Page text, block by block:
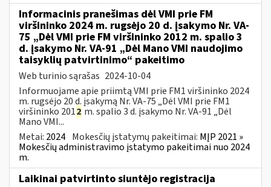
Informacinis pranešimas dėl VMI prie FM
viršininko 2024 m. rugsėjo 20 d. įsakymo Nr. VA-
75 „Dėl VMI prie FM viršininko 2012 m. spalio 3
d. įsakymo Nr. VA-91 „Dėl Mano VMI naudojimo
taisyklių patvirtinimo“ pakeitimo
Web turinio sąrašas 2024-10-04
Informuojame apie priimtą VMI prie FM1 viršininko 2024
m. rugsėjo 20 d. įsakymą Nr. VA-75 „Dėl VMI prie FM1
viršininko 2012 m. spalio 3 d. įsakymo Nr. VA-91 „Dėl
Mano VMI...
Metai: 2024 Mokesčių įstatymų pakeitimai: MĮP 2021 »
Mokesčių administravimo įstatymo pakeitimai nuo 2024
m.
Laikinai patvirtinto siuntėjo registracija